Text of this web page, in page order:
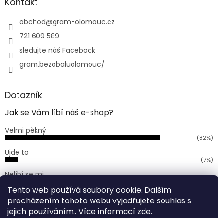
Tento web používá soubory cookie. Dalším
procházením tohoto webu vyjadřujete souhlas s
jejich používáním.. Více informací zde.
obchod@gram-olomouc.cz
721 609 589
sledujte náš Facebook
gram.bezobaluolomouc/
Dotazník
Jak se Vám líbí náš e-shop?
Velmi pěkný
(82%)
Ujde to
(7%)
Nelíbí se mi
Počet hlasů: 168